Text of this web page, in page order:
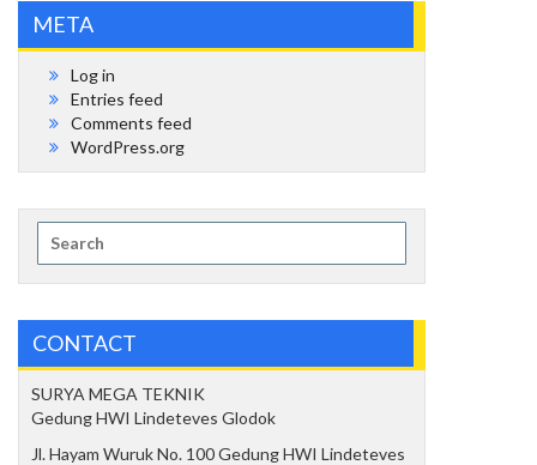
META
Log in
Entries feed
Comments feed
WordPress.org
for:
CONTACT
SURYA MEGA TEKNIK
Gedung HWI Lindeteves Glodok
Jl. Hayam Wuruk No. 100 Gedung HWI Lindeteves